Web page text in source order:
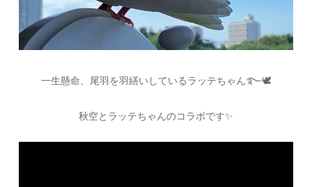
一生懸命、尾羽を羽繕いしているラッテちゃん࿐🕊
秋空とラッテちゃんのコラボです✨